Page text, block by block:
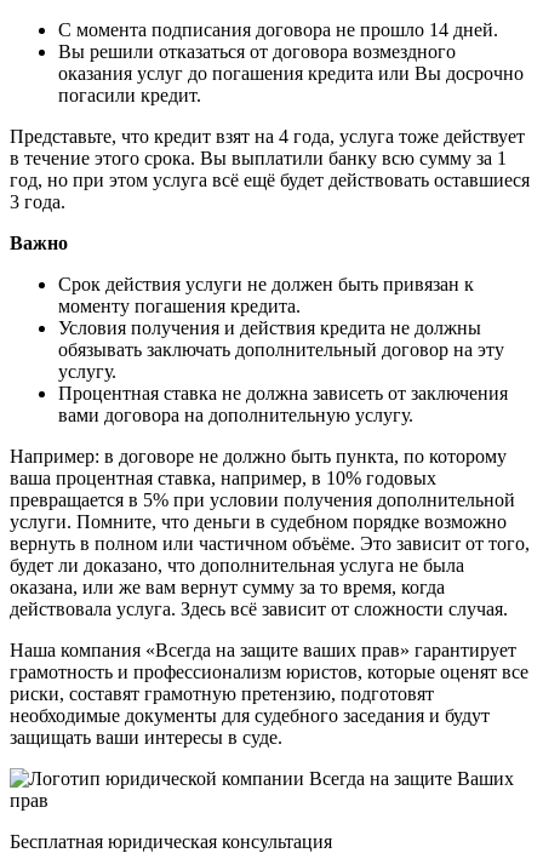
С момента подписания договора не прошло 14 дней.
Вы решили отказаться от договора возмездного
оказания услуг до погашения кредита или Вы досрочно
погасили кредит.
Представьте, что кредит взят на 4 года, услуга тоже действует
в течение этого срока. Вы выплатили банку всю сумму за 1
год, но при этом услуга всё ещё будет действовать оставшиеся
3 года.
Важно
Срок действия услуги не должен быть привязан к
моменту погашения кредита.
Условия получения и действия кредита не должны
обязывать заключать дополнительный договор на эту
услугу.
Процентная ставка не должна зависеть от заключения
вами договора на дополнительную услугу.
Например: в договоре не должно быть пункта, по которому
ваша процентная ставка, например, в 10% годовых
превращается в 5% при условии получения дополнительной
услуги. Помните, что деньги в судебном порядке возможно
вернуть в полном или частичном объёме. Это зависит от того,
будет ли доказано, что дополнительная услуга не была
оказана, или же вам вернут сумму за то время, когда
действовала услуга. Здесь всё зависит от сложности случая.
Наша компания «Всегда на защите ваших прав» гарантирует
грамотность и профессионализм юристов, которые оценят все
риски, составят грамотную претензию, подготовят
необходимые документы для судебного заседания и будут
защищать ваши интересы в суде.
Бесплатная юридическая консультация